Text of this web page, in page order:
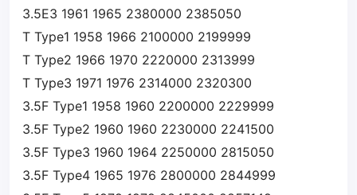
3.5E3 1961 1965 2380000 2385050
T Type1 1958 1966 2100000 2199999
T Type2 1966 1970 2220000 2313999
T Type3 1971 1976 2314000 2320300
3.5F Type1 1958 1960 2200000 2229999
3.5F Type2 1960 1960 2230000 2241500
3.5F Type3 1960 1964 2250000 2815050
3.5F Type4 1965 1976 2800000 2844999